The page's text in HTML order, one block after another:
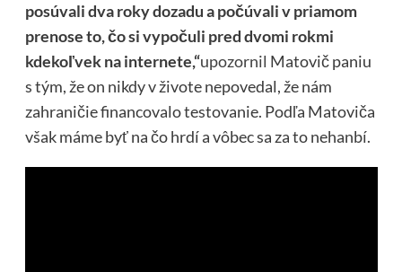
posúvali dva roky dozadu a počúvali v priamom
prenose to, čo si vypočuli pred dvomi rokmi
kdekoľvek na internete,“upozornil Matovič paniu
s tým, že on nikdy v živote nepovedal, že nám
zahraničie financovalo testovanie. Podľa Matoviča
však máme byť na čo hrdí a vôbec sa za to nehanbí.